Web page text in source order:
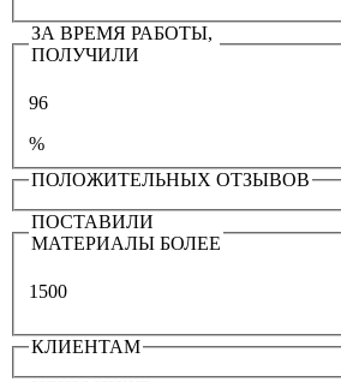
ЗА ВРЕМЯ РАБОТЫ,
ПОЛУЧИЛИ
96
%
ПОЛОЖИТЕЛЬНЫХ ОТЗЫВОВ
ПОСТАВИЛИ
МАТЕРИАЛЫ БОЛЕЕ
1500
КЛИЕНТАМ